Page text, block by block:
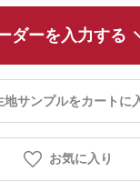
ダーを入力する
地サンプルをカートに
お気に入り